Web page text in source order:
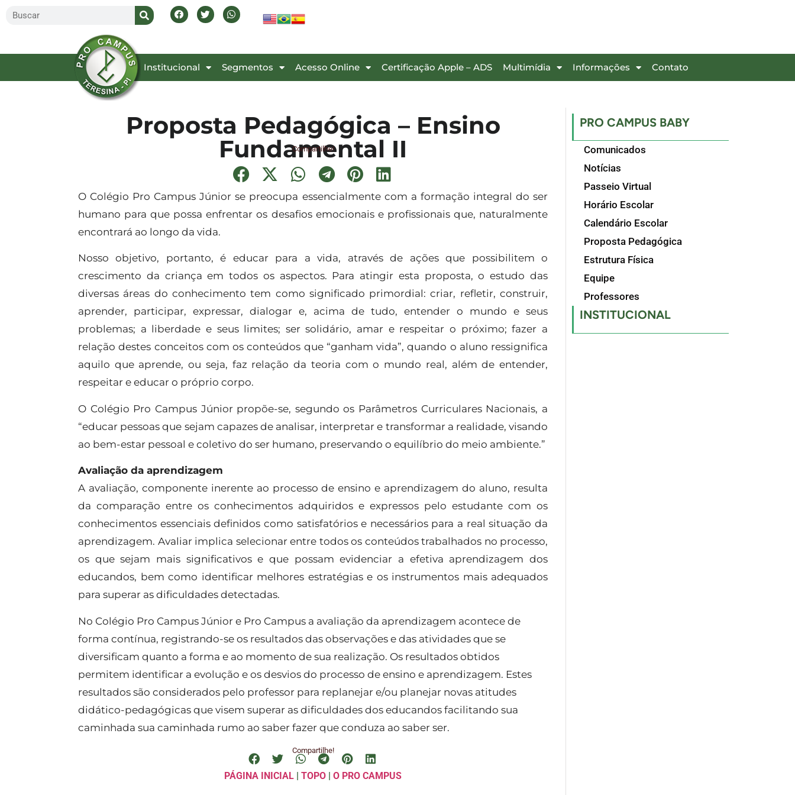
Inicial Institucional Segmentos Acesso Online Certificação Apple – ADS Multimídia Informações Contato
Proposta Pedagógica – Ensino
Fundamental II
Compartilhe!
O Colégio Pro Campus Júnior se preocupa essencialmente com a formação integral do ser
humano para que possa enfrentar os desafios emocionais e profissionais que, naturalmente
encontrará ao longo da vida.
Nosso objetivo, portanto, é educar para a vida, através de ações que possibilitem o
crescimento da criança em todos os aspectos. Para atingir esta proposta, o estudo das
diversas áreas do conhecimento tem como significado primordial: criar, refletir, construir,
aprender, participar, expressar, dialogar e, acima de tudo, entender o mundo e seus
problemas; a liberdade e seus limites; ser solidário, amar e respeitar o próximo; fazer a
relação destes conceitos com os conteúdos que “ganham vida”, quando o aluno ressignifica
aquilo que aprende, ou seja, faz relação da teoria com o mundo real, além de entender,
respeitar e educar o próprio corpo.
O Colégio Pro Campus Júnior propõe-se, segundo os Parâmetros Curriculares Nacionais, a
“educar pessoas que sejam capazes de analisar, interpretar e transformar a realidade, visando
ao bem-estar pessoal e coletivo do ser humano, preservando o equilíbrio do meio ambiente.”
Avaliação da aprendizagem
A avaliação, componente inerente ao processo de ensino e aprendizagem do aluno, resulta
da comparação entre os conhecimentos adquiridos e expressos pelo estudante com os
conhecimentos essenciais definidos como satisfatórios e necessários para a real situação da
aprendizagem. Avaliar implica selecionar entre todos os conteúdos trabalhados no processo,
os que sejam mais significativos e que possam evidenciar a efetiva aprendizagem dos
educandos, bem como identificar melhores estratégias e os instrumentos mais adequados
para superar as dificuldades detectadas.
No Colégio Pro Campus Júnior e Pro Campus a avaliação da aprendizagem acontece de
forma contínua, registrando-se os resultados das observações e das atividades que se
diversificam quanto a forma e ao momento de sua realização. Os resultados obtidos
permitem identificar a evolução e os desvios do processo de ensino e aprendizagem. Estes
resultados são considerados pelo professor para replanejar e/ou planejar novas atitudes
didático-pedagógicas que visem superar as dificuldades dos educandos facilitando sua
caminhada sua caminhada rumo ao saber fazer que conduza ao saber ser.
Compartilhe!
PÁGINA INICIAL TOPO O PRO CAMPUS
PRO CAMPUS BABY
Comunicados
Notícias
Passeio Virtual
Horário Escolar
Calendário Escolar
Proposta Pedagógica
Estrutura Física
Equipe
Professores
INSTITUCIONAL